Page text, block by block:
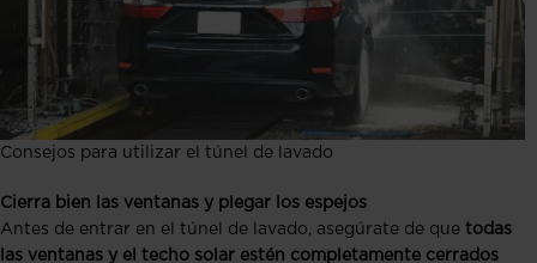
Consejos para utilizar el túnel de lavado
Cierra bien las ventanas y plegar los espejos
Antes de entrar en el túnel de lavado, asegúrate de que todas
las ventanas y el techo solar estén completamente cerrados